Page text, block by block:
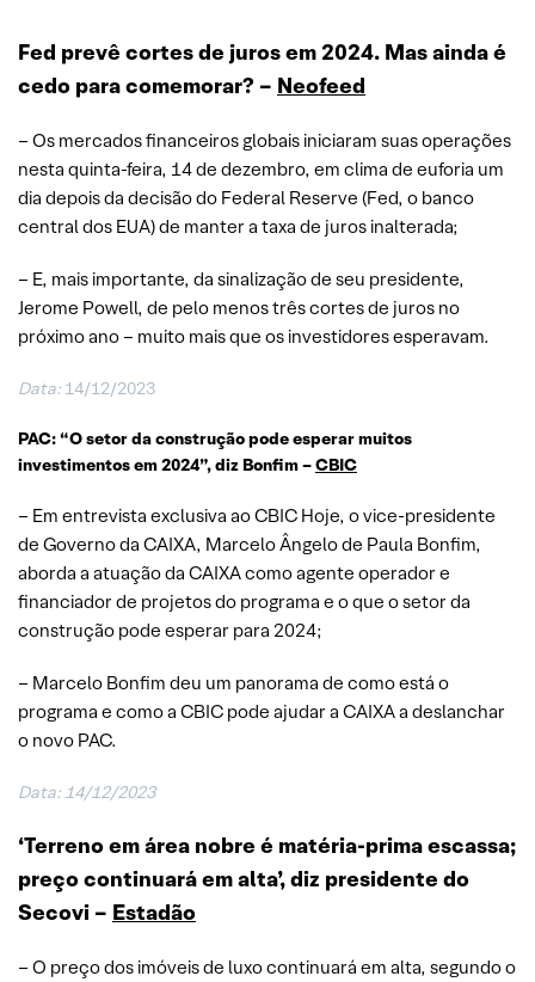
Fed prevê cortes de juros em 2024. Mas ainda é
cedo para comemorar? – Neofeed
– Os mercados financeiros globais iniciaram suas operações
nesta quinta-feira, 14 de dezembro, em clima de euforia um
dia depois da decisão do Federal Reserve (Fed, o banco
central dos EUA) de manter a taxa de juros inalterada;
– E, mais importante, da sinalização de seu presidente,
Jerome Powell, de pelo menos três cortes de juros no
próximo ano – muito mais que os investidores esperavam.
Data: 14/12/2023
PAC: “O setor da construção pode esperar muitos
investimentos em 2024”, diz Bonfim –CBIC
– Em entrevista exclusiva ao CBIC Hoje, o vice-presidente
de Governo da CAIXA, Marcelo Ângelo de Paula Bonfim,
aborda a atuação da CAIXA como agente operador e
financiador de projetos do programa e o que o setor da
construção pode esperar para 2024;
– Marcelo Bonfim deu um panorama de como está o
programa e como a CBIC pode ajudar a CAIXA a deslanchar
o novo PAC.
Data: 14/12/2023
‘Terreno em área nobre é matéria-prima escassa;
preço continuará em alta’, diz presidente do
Secovi – Estadão
– O preço dos imóveis de luxo continuará em alta, segundo o